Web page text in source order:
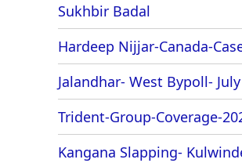
Sukhbir Badal
Hardeep Nijjar-Canada-
Jalandhar- West Bypoll-
Trident-Group-Coverage-
Kangana Slapping-